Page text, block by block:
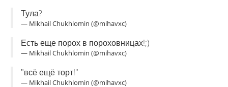
Тула?
— Mikhail Chukhlomin (@mihavxc)
Есть еще порох в пороховницах!;)
— Mikhail Chukhlomin (@mihavxc)
"всё ещё торт!"
— Mikhail Chukhlomin (@mihavxc)